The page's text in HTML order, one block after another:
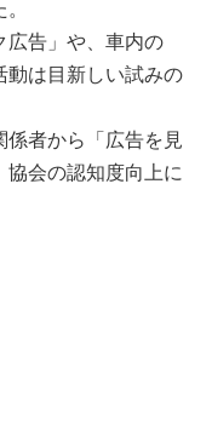
広告」や、車内の
動は目新しい試みの
係者から「広告を見
協会の認知度向上に